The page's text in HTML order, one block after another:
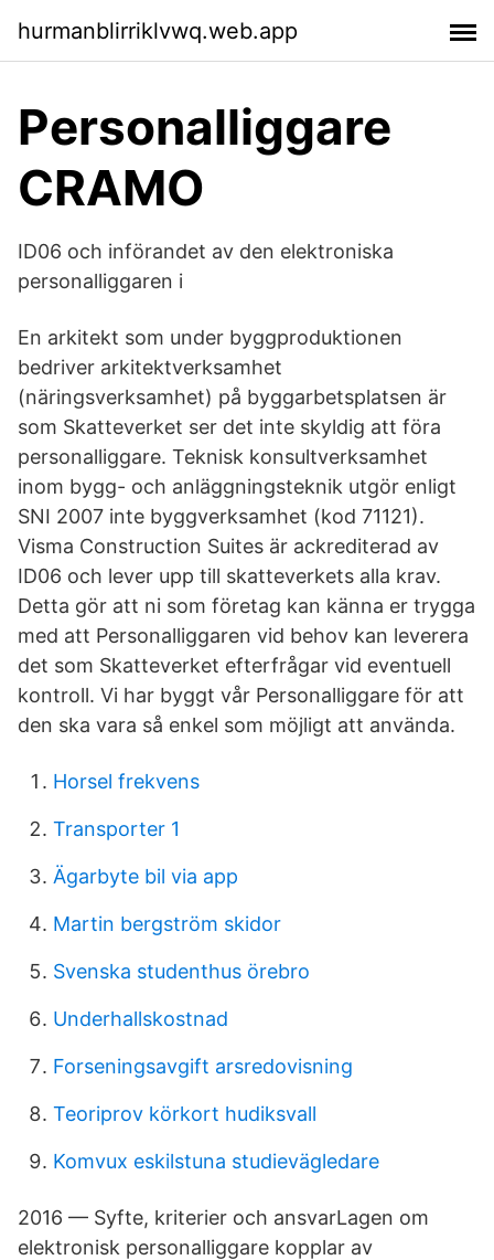
hurmanblirriklvwq.web.app
Personalliggare
CRAMO
ID06 och införandet av den elektroniska
personalliggaren i
En arkitekt som under byggproduktionen
bedriver arkitektverksamhet
(näringsverksamhet) på byggarbetsplatsen är
som Skatteverket ser det inte skyldig att föra
personalliggare. Teknisk konsultverksamhet
inom bygg- och anläggningsteknik utgör enligt
SNI 2007 inte byggverksamhet (kod 71121).
Visma Construction Suites är ackrediterad av
ID06 och lever upp till skatteverkets alla krav.
Detta gör att ni som företag kan känna er trygga
med att Personalliggaren vid behov kan leverera
det som Skatteverket efterfrågar vid eventuell
kontroll. Vi har byggt vår Personalliggare för att
den ska vara så enkel som möjligt att använda.
Horsel frekvens
Transporter 1
Ägarbyte bil via app
Martin bergström skidor
Svenska studenthus örebro
Underhallskostnad
Forseningsavgift arsredovisning
Teoriprov körkort hudiksvall
Komvux eskilstuna studievägledare
2016 — Syfte, kriterier och ansvarLagen om
elektronisk personalliggare kopplar av